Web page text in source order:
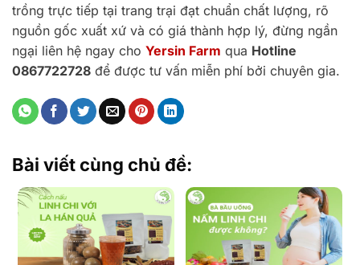
trồng trực tiếp tại trang trại đạt chuẩn chất lượng, rõ
nguồn gốc xuất xứ và có giá thành hợp lý, đừng ngần
ngại liên hệ ngay cho Yersin Farm qua Hotline
0867722728 để được tư vấn miễn phí bởi chuyên gia.
Bài viết cùng chủ đề: